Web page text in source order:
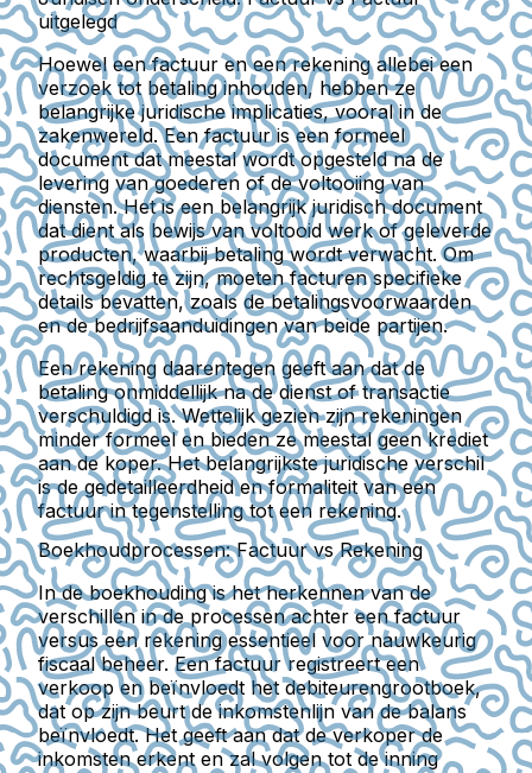
uitgelegd
Hoewel een factuur en een rekening allebei een
verzoek tot betaling inhouden, hebben ze
belangrijke juridische implicaties, vooral in de
zakenwereld. Een factuur is een formeel
document dat meestal wordt opgesteld na de
levering van goederen of de voltooiing van
diensten. Het is een belangrijk juridisch document
dat dient als bewijs van voltooid werk of geleverde
producten, waarbij betaling wordt verwacht. Om
rechtsgeldig te zijn, moeten facturen specifieke
details bevatten, zoals de betalingsvoorwaarden
en de bedrijfsaanduidingen van beide partijen.
Een rekening daarentegen geeft aan dat de
betaling onmiddellijk na de dienst of transactie
verschuldigd is. Wettelijk gezien zijn rekeningen
minder formeel en bieden ze meestal geen krediet
aan de koper. Het belangrijkste juridische verschil
is de gedetailleerdheid en formaliteit van een
factuur in tegenstelling tot een rekening.
Boekhoudprocessen: Factuur vs Rekening
In de boekhouding is het herkennen van de
verschillen in de processen achter een factuur
versus een rekening essentieel voor nauwkeurig
fiscaal beheer. Een factuur registreert een
verkoop en beïnvloedt het debiteurengrootboek,
dat op zijn beurt de inkomstenlijn van de balans
beïnvloedt. Het geeft aan dat de verkoper de
inkomsten erkent en zal volgen tot de inning